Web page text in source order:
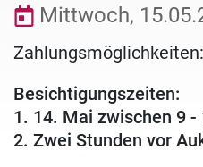
Mittwoch,
Zahlungsmöglichkeiten:
Besichtigungszeiten:
1. 14. Mai zwischen 9 -
2. Zwei Stunden vor